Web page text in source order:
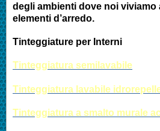
degli ambienti dove noi viviamo
elementi d’arredo.
Tinteggiature per Interni
Tinteggiatura semilavabile
Tinteggiatura lavabile
Tinteggiatura a smalto murale